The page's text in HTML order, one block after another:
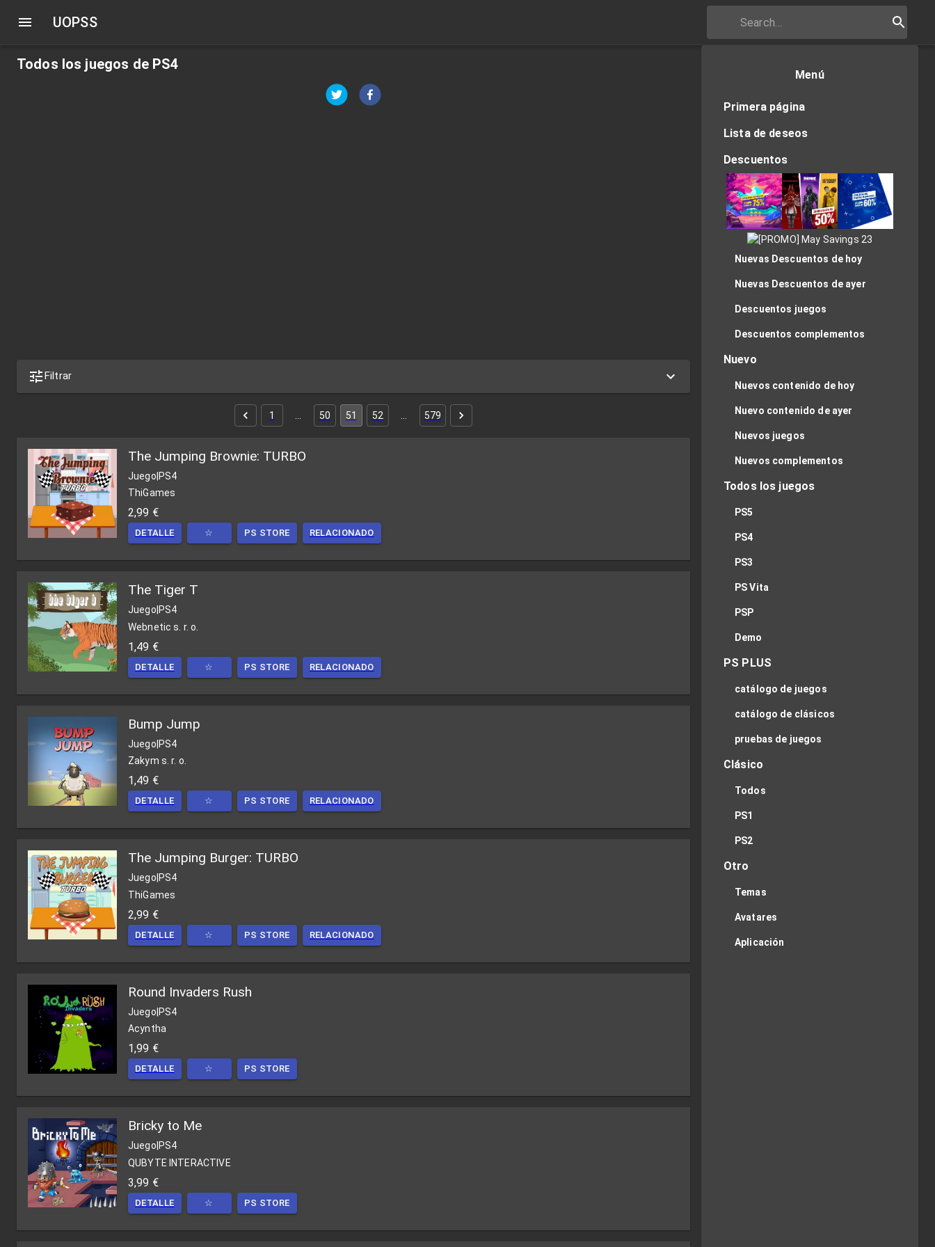
UOPSS
Todos los juegos de PS4
Filtrar
1 50 51 52 579
The Jumping Brownie: TURBO
Juego|PS4
ThiGames
2,99 €
DETALLE ☆ PS STORE RELACIONADO
The Tiger T
Juego PS4
Webnetic s. r. o.
1,49 €
DETALLE ☆ PS STORE RELACIONADO
Bump Jump
Juego|PS4
Zakym s. r. o.
1,49 €
DETALLE ☆ PS STORE RELACIONADO
The Jumping Burger: TURBO
Juego PS4
ThiGames
2,99 €
DETALLE ☆ PS STORE RELACIONADO
Round Invaders Rush
Juego|PS4
Acyntha
1,99 €
DETALLE ☆ PS STORE
Bricky to Me
Juego PS4
QUBYTE INTERACTIVE
3,99 €
DETALLE ☆ PS STORE
Menú
Primera página
Lista de deseos
Descuentos
Nuevas Descuentos de hoy
Nuevas Descuentos de ayer
Descuentos juegos
Descuentos complementos
Nuevo
Nuevos contenido de hoy
Nuevo contenido de ayer
Nuevos juegos
Nuevos complementos
Todos los juegos
PS5
PS4
PS3
PS Vita
PSP
Demo
PS PLUS
catálogo de juegos
catálogo de clásicos
pruebas de juegos
Clásico
Todos
PS1
PS2
Otro
Temas
Avatares
Aplicación